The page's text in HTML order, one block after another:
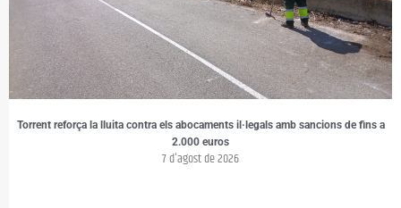
Torrent reforça la lluita contra els abocaments il·legals amb sancions de fins a
2.000 euros
7 d'agost de 2026